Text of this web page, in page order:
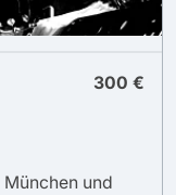
300 €
und